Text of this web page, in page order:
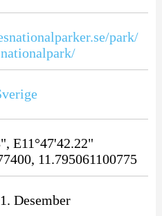
park/
E11°47'42.22"
11.795061100775
Desember